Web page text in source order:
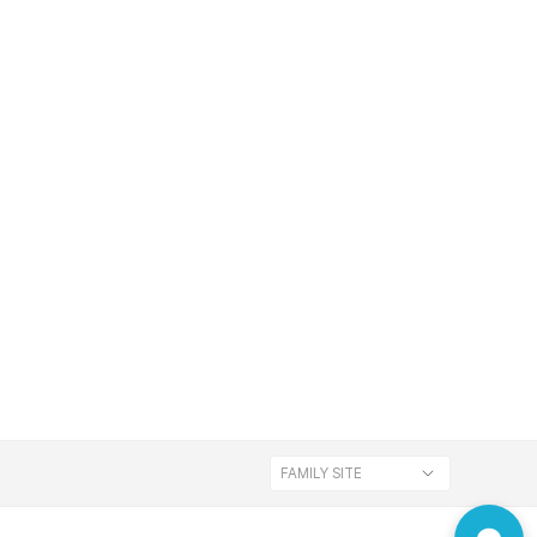
FAMILY SITE